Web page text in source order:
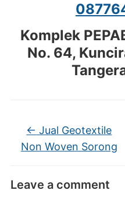
Komplek
No. 64,
← Jual Geotextile
Non Woven Sorong
Leave a comment